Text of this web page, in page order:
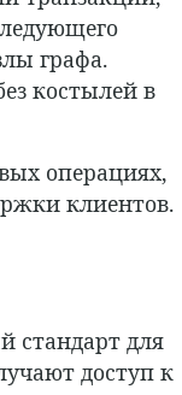
графа.
костылей в
операциях,
клиентов.
стандарт для
доступ к